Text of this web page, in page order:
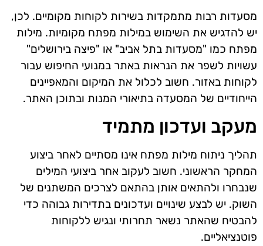
מסעדות רבות מתמקדות בשירות לקוחות מקומיים. לכן,
יש להדגיש את השימוש במילות מפתח מקומיות. מילות
מפתח כמו "מסעדות בתל אביב" או "פיצה בירושלים"
עשויות לשפר את הנראות באתר במנועי החיפוש עבור
לקוחות באזור. חשוב לכלול את המיקום והמאפיינים
הייחודיים של המסעדה בתיאורי המנות ובתוכן האתר.
מעקב ועדכון מתמיד
תהליך ניתוח מילות מפתח אינו מסתיים לאחר ביצוע
המחקר הראשוני. חשוב לעקוב אחר ביצועי המילים
שנבחרו ולהתאים אותן בהתאם לצרכים המשתנים של
השוק. יש לבצע שינויים ועדכונים בתדירות גבוהה כדי
להבטיח שהאתר נשאר תחרותי ונגיש ללקוחות
פוטנציאליים.